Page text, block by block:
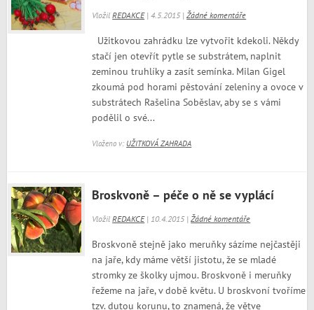
VložilREDAKCE| 4.5.2015 |Žádné komentáře
Užitkovou zahrádku lze vytvořit kdekoli. Někdy
stačí jen otevřít pytle se substrátem, naplnit
zeminou truhlíky a zasít semínka. Milan Gigel
zkoumá pod horami pěstování zeleniny a ovoce v
substrátech Rašelina Soběslav, aby se s vámi
podělil o své...
Vloženo v: UŽITKOVÁ ZAHRADA
Broskvoně – péče o ně se vyplácí
VložilREDAKCE| 10.4.2015 |Žádné komentáře
Broskvoně stejně jako meruňky sázíme nejčastěji
na jaře, kdy máme větší jistotu, že se mladé
stromky ze školky ujmou. Broskvoně i meruňky
řežeme na jaře, v době květu. U broskvoní tvoříme
tzv. dutou korunu, to znamená, že větve